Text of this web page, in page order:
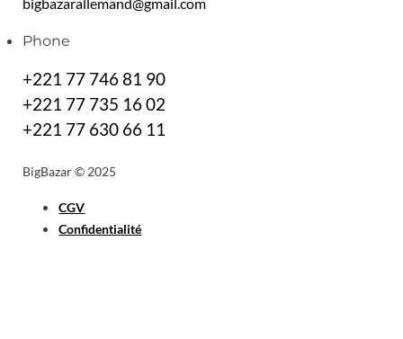
Phone
+221 77 746 81 90
+221 77 735 16 02
+221 77 630 66 11
BigBazar © 2025
CGV
Confidentialité